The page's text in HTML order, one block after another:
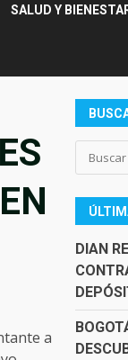
SALUD Y
a
Buscar:
DIAN